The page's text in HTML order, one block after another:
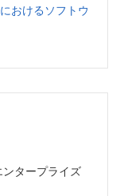
おけるソフトウ
タープライズ